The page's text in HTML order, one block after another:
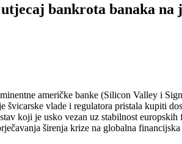
bankrota banaka na
američke banke (Silicon Valley i
vlade i regulatora pristala kupiti
koji je usko vezan uz stabilnost
širenja krize na globalna